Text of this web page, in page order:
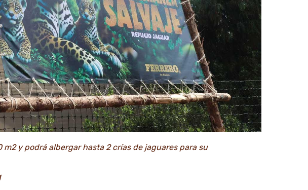
y podrá albergar hasta 2 crías de jaguares para su